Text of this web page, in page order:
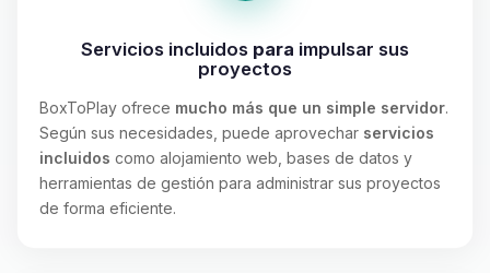
Servicios incluidos para impulsar sus
proyectos
BoxToPlay ofrece mucho más que un simple servidor.
Según sus necesidades, puede aprovechar servicios
incluidos como alojamiento web, bases de datos y
herramientas de gestión para administrar sus proyectos
de forma eficiente.